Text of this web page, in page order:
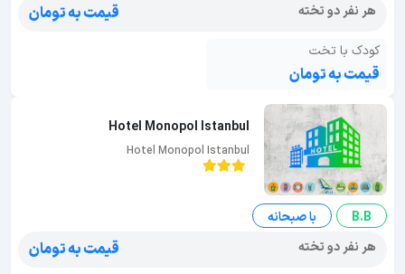
هر نفر دو تخته
قیمت به تومان
کودک با تخت
قیمت به تومان
Hotel Monopol Istanbul
Hotel Monopol Istanbul
B.B
با صبحانه
هر نفر دو تخته
قیمت به تومان